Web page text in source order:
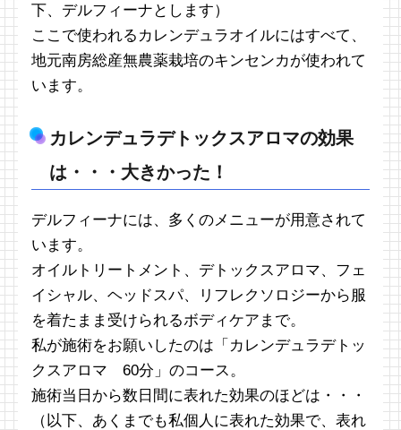
下、デルフィーナとします）
ここで使われるカレンデュラオイルにはすべて、
地元南房総産無農薬栽培のキンセンカが使われて
います。
カレンデュラデトックスアロマの効果
は・・・大きかった！
デルフィーナには、多くのメニューが用意されて
います。
オイルトリートメント、デトックスアロマ、フェ
イシャル、ヘッドスパ、リフレクソロジーから服
を着たまま受けられるボディケアまで。
私が施術をお願いしたのは「カレンデュラデトッ
クスアロマ 60分」のコース。
施術当日から数日間に表れた効果のほどは・・・
（以下、あくまでも私個人に表れた効果で、表れ